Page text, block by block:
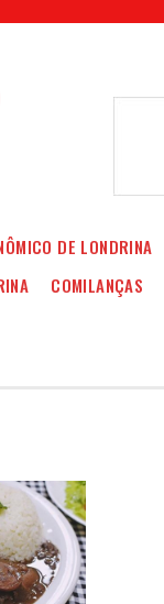
DE LONDRINA
COMILANÇAS